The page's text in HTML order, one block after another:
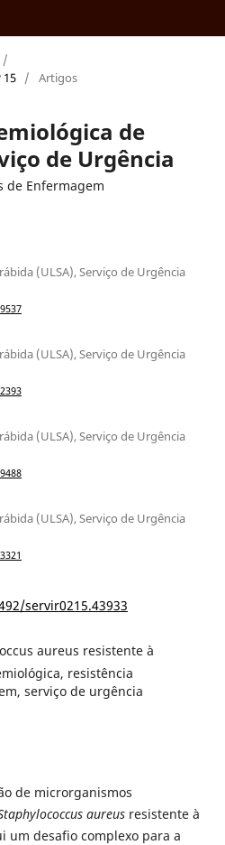
/
15 / Artigos
de
de Urgência
de Enfermagem
(ULSA), Serviço de Urgência
(ULSA), Serviço de Urgência
(ULSA), Serviço de Urgência
(ULSA), Serviço de Urgência
servir0215.43933
aureus resistente à
resistência
serviço de urgência
de microrganismos
aureusresistente à
um desafio complexo para a